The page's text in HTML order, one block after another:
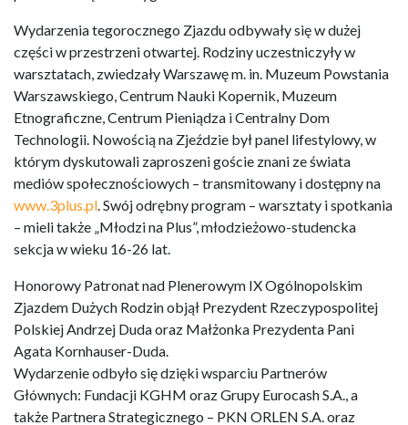
Wydarzenia tegorocznego Zjazdu odbywały się w dużej
części w przestrzeni otwartej. Rodziny uczestniczyły w
warsztatach, zwiedzały Warszawę m. in. Muzeum Powstania
Warszawskiego, Centrum Nauki Kopernik, Muzeum
Etnograficzne, Centrum Pieniądza i Centralny Dom
Technologii. Nowością na Zjeździe był panel lifestylowy, w
którym dyskutowali zaproszeni goście znani ze świata
mediów społecznościowych – transmitowany i dostępny na
www.3plus.pl . Swój odrębny program – warsztaty i spotkania
– mieli także „Młodzi na Plus”, młodzieżowo-studencka
sekcja w wieku 16-26 lat.
Honorowy Patronat nad Plenerowym IX Ogólnopolskim
Zjazdem Dużych Rodzin objął Prezydent Rzeczypospolitej
Polskiej Andrzej Duda oraz Małżonka Prezydenta Pani
Agata Kornhauser-Duda.
Wydarzenie odbyło się dzięki wsparciu Partnerów
Głównych: Fundacji KGHM oraz Grupy Eurocash S.A., a
także Partnera Strategicznego – PKN ORLEN S.A. oraz